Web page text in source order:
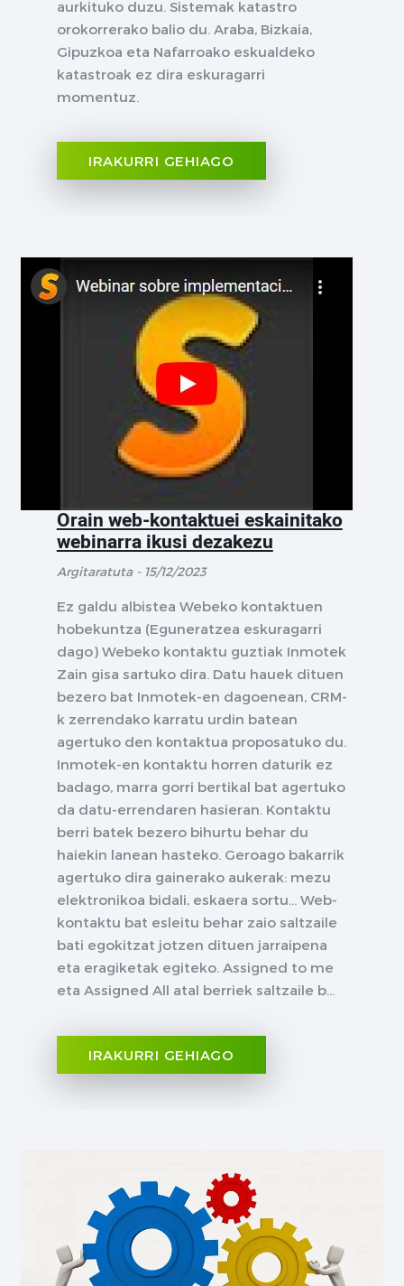
aurkituko duzu. Sistemak katastro
orokorrerako balio du. Araba, Bizkaia,
Gipuzkoa eta Nafarroako eskualdeko
katastroak ez dira eskuragarri
momentuz.
IRAKURRI GEHIAGO
Orain web-kontaktuei eskainitako
webinarra ikusi dezakezu
Argitaratuta - 15/12/2023
Ez galdu albistea Webeko kontaktuen
hobekuntza (Eguneratzea eskuragarri
dago) Webeko kontaktu guztiak Inmotek
Zain gisa sartuko dira. Datu hauek dituen
bezero bat Inmotek-en dagoenean, CRM-
k zerrendako karratu urdin batean
agertuko den kontaktua proposatuko du.
Inmotek-en kontaktu horren daturik ez
badago, marra gorri bertikal bat agertuko
da datu-errendaren hasieran. Kontaktu
berri batek bezero bihurtu behar du
haiekin lanean hasteko. Geroago bakarrik
agertuko dira gainerako aukerak: mezu
elektronikoa bidali, eskaera sortu... Web-
kontaktu bat esleitu behar zaio saltzaile
bati egokitzat jotzen dituen jarraipena
eta eragiketak egiteko. Assigned to me
eta Assigned All atal berriek saltzaile b...
IRAKURRI GEHIAGO